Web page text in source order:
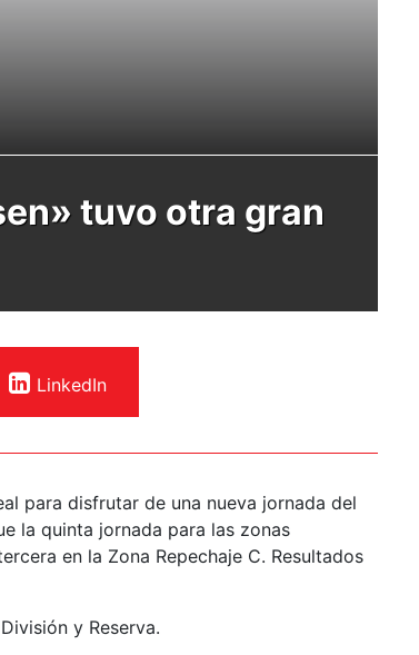
tuvo otra gran
LinkedIn
para disfrutar de una nueva jornada del
la quinta jornada para las zonas
en la Zona Repechaje C. Resultados
y Reserva.